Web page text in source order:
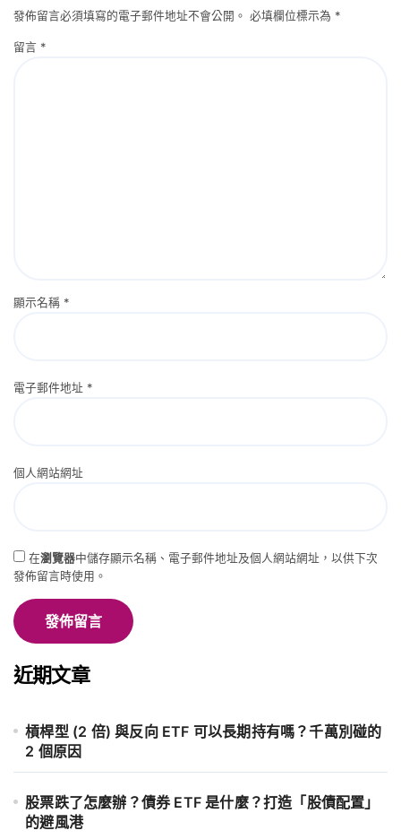
發佈留言必須填寫的電子郵件地址不會公開。 必填欄位標示為 *
留言 *
顯示名稱 *
電子郵件地址 *
個人網站網址
在瀏覽器中儲存顯示名稱、電子郵件地址及個人網站網址，以供下次
發佈留言時使用。
近期文章
槓桿型 (2 倍) 與反向 ETF 可以長期持有嗎？千萬別碰的
2 個原因
股票跌了怎麼辦？債券 ETF 是什麼？打造「股債配置」
的避風港